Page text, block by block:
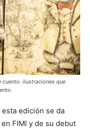
cuento: ilustraciones que
edición se da
FIMI y de su debut